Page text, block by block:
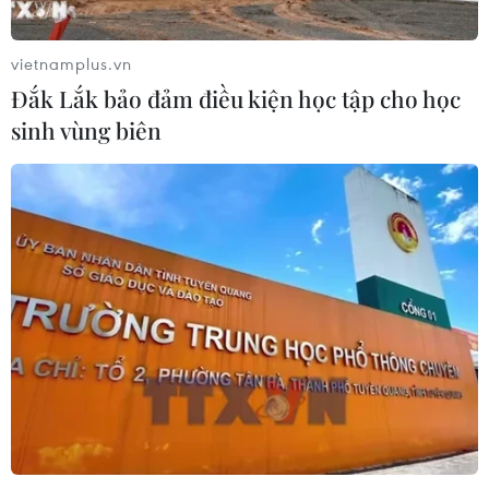
CƠ QUAN CHỦ QUẢN: THÔNG TẤN XÃ VIỆT NAM
Tổng Biên tập: TRẦN TIẾN DUẨN
THỦY
Sở hữu trí tuệ
Quy định sử dụng
RSS
Hỗ trợ
Ngôn ngữ
Dịch vụ tin
Quảng cáo
vietnamplus.vn
Đắk Lắk bảo đảm điều kiện học tập cho học
sinh vùng biên